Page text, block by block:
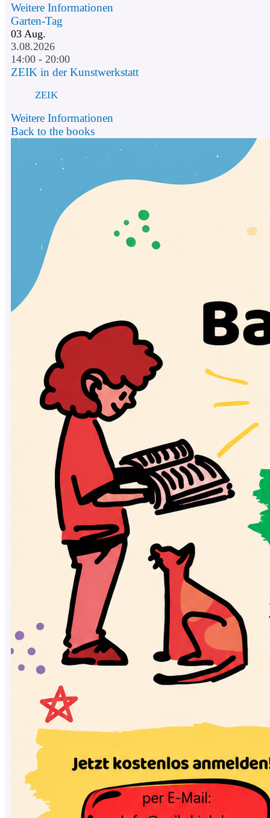
Weitere Informationen
Garten-Tag
03 Aug.
3.08.2026
14:00 - 20:00
ZEIK in der Kunstwerkstatt
ZEIK
Weitere Informationen
Back to the books